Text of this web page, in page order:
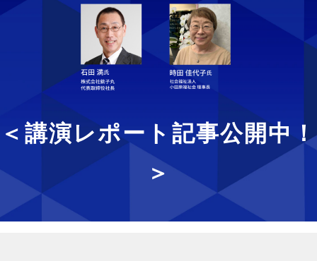
＜講演レポート記事公開中！
＞